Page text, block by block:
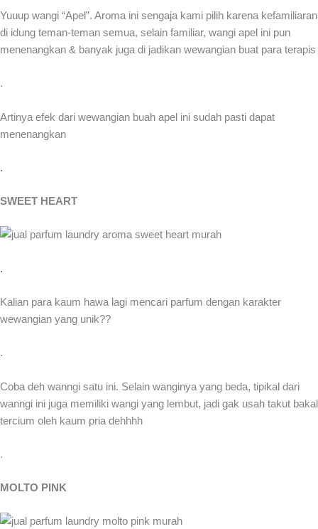
Yuuup wangi “Apel”. Aroma ini sengaja kami pilih karena kefamiliaran
di idung teman-teman semua, selain familiar, wangi apel ini pun
menenangkan & banyak juga di jadikan wewangian buat para terapis
.
Artinya efek dari wewangian buah apel ini sudah pasti dapat
menenangkan
.
SWEET HEART
.
Kalian para kaum hawa lagi mencari parfum dengan karakter
wewangian yang unik??
.
Coba deh wanngi satu ini. Selain wanginya yang beda, tipikal dari
wanngi ini juga memiliki wangi yang lembut, jadi gak usah takut bakal
tercium oleh kaum pria dehhhh
.
MOLTO PINK